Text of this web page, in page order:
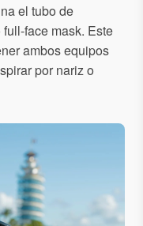
el tubo de
face mask. Este
ambos equipos
por nariz o